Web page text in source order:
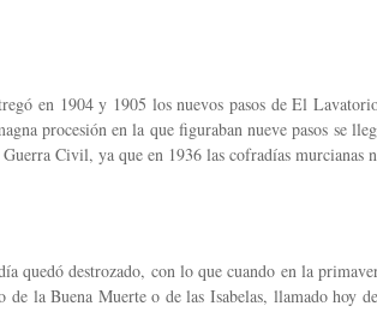
en 1904 y 1905 los nuevos pasos de El
procesión en la que figuraban nueve pasos se
Civil, ya que en 1936 las cofradías murcianas
quedó destrozado, con lo que cuando en la
la Buena Muerte o de las Isabelas, llamado hoy